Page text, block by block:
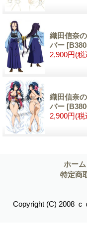
織田信奈
バー
2,900円(税
織田信奈
バー
2,900円(税
ホーム
特定商
Copyright (C) 2008 ｃ